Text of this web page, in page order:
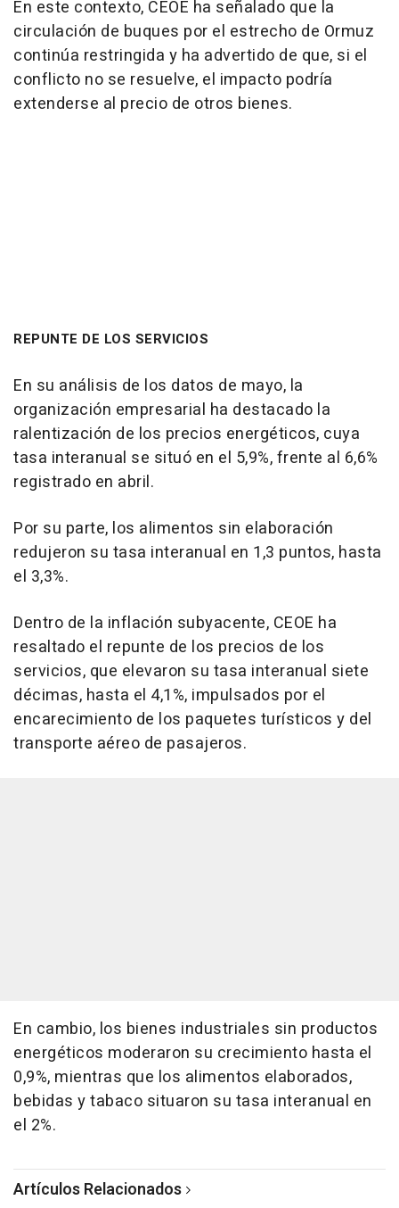
En este contexto, CEOE ha señalado que la
circulación de buques por el estrecho de Ormuz
continúa restringida y ha advertido de que, si el
conflicto no se resuelve, el impacto podría
extenderse al precio de otros bienes.
REPUNTE DE LOS SERVICIOS
En su análisis de los datos de mayo, la
organización empresarial ha destacado la
ralentización de los precios energéticos, cuya
tasa interanual se situó en el 5,9%, frente al 6,6%
registrado en abril.
Por su parte, los alimentos sin elaboración
redujeron su tasa interanual en 1,3 puntos, hasta
el 3,3%.
Dentro de la inflación subyacente, CEOE ha
resaltado el repunte de los precios de los
servicios, que elevaron su tasa interanual siete
décimas, hasta el 4,1%, impulsados por el
encarecimiento de los paquetes turísticos y del
transporte aéreo de pasajeros.
En cambio, los bienes industriales sin productos
energéticos moderaron su crecimiento hasta el
0,9%, mientras que los alimentos elaborados,
bebidas y tabaco situaron su tasa interanual en
el 2%.
Artículos Relacionados